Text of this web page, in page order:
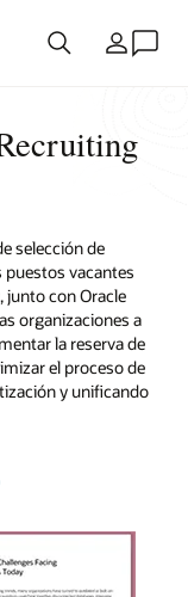
País
selección de
puestos vacantes
junto con Oracle
organizaciones a
la reserva de
el proceso de
y unificando